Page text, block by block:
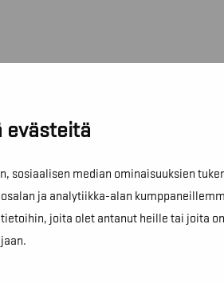
evästeitä
sosiaalisen median ominaisuuksien
ja analytiikka-alan
joita olet antanut heille tai joita